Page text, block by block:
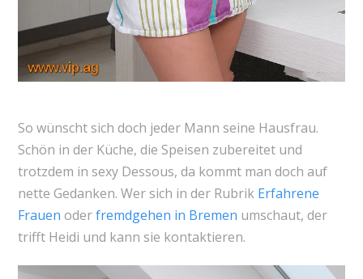
So wünscht sich doch jeder Mann seine Hausfrau.
Schön in der Küche, die Speisen zubereitet und
trotzdem in sexy Dessous, da kommt man doch auf
nette Gedanken. Wer sich in der Rubrik Erfahrene
Frauen oderfremdgehen in Bremen umschaut, der
trifft Heidi und kann sie kontaktieren.